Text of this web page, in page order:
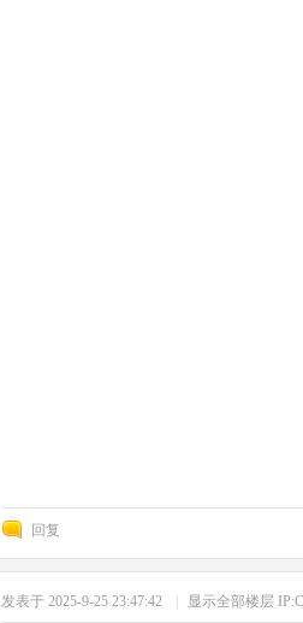
回复
发表于 2025-9-25 23:47:42 显示全部楼层